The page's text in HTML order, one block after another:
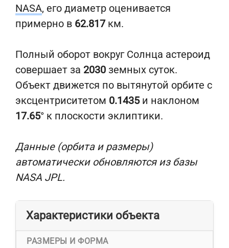
NASA, его диаметр оценивается
примерно в 62.817км.
Полный оборот вокруг Солнца астероид
совершает за 2030 земных суток.
Объект движется по вытянутой орбите с
эксцентриситетом 0.1435и наклоном
17.65° к плоскости эклиптики.
Данные (орбита и размеры)
автоматически обновляются из базы
NASA JPL.
Характеристики объекта
РАЗМЕРЫ И ФОРМА